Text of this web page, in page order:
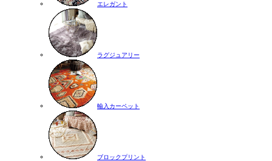
エレガント
ラグジュアリー
輸入カーペット
ブロックプリント